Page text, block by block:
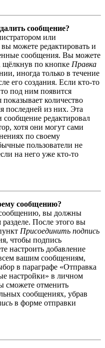
сообщение?
или
можете редактировать и
сообщения. Вы можете
щёлкнув по кнопке Правка
иногда только в течение
его создания. Если кто-то
под ним появится
количество
последней из них. Эта
сообщение редактировал
хотя они могут сами
по своему
пользователи не
на него уже кто-то
сообщению?
вы должны
разделе. После этого вы
Присоединить подпись
чтобы подпись
настроить добавление
вашим сообщениям,
в параграфе «Отправка
настройки» в личном
сможете отменить
сообщениях, убрав
в форме отправки